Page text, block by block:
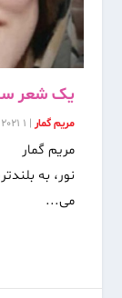
یک شعر
مریم گمار |
1 Nov 2021
مریم گمار
نور، به
می...